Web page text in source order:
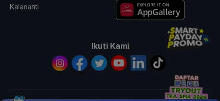
Kalananti
Ikuti Kami